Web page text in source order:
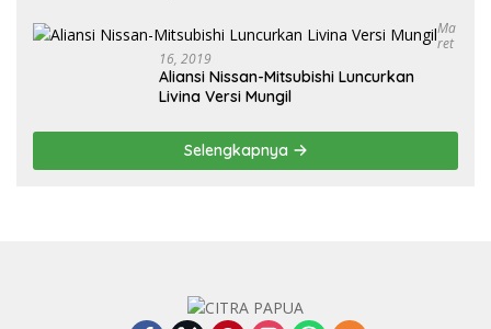
Ma
Ret
16, 2019
Aliansi Nissan-Mitsubishi Luncurkan
Livina Versi Mungil
Selengkapnya